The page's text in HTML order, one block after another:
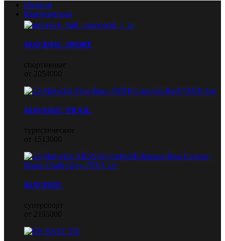
Главная
Квадроциклы
MAVERIC SPORT
спортивные
от 2054000
MAVERIC TRAIL
туристические
от 1513000
MAVERIC
суперспорт
от 2195000